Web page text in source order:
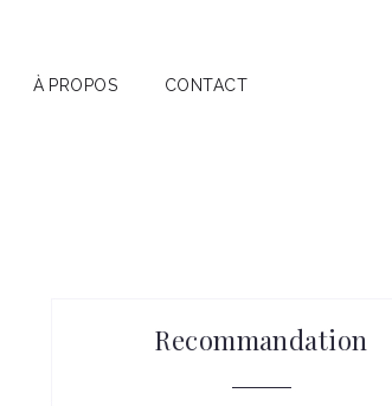
À PROPOS CONTACT
Recommandation